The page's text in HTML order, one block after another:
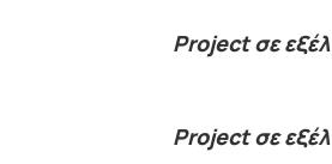
Project σε
Project σε